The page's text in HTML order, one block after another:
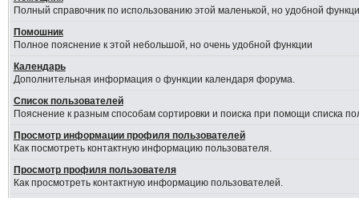
Полный справочник по использованию этой маленькой, но удобной
Помошник
Полное пояснение к этой небольшой, но очень удобной функции
Календарь
Дополнительная информация о функции календаря форума.
Список пользователей
Пояснение к разным способам сортировки и поиска при помощи списка
Просмотр информации профиля пользователей
Как посмотреть контактную информацию пользователя.
Просмотр профиля пользователя
Как просмотреть контактную информацию пользователей.